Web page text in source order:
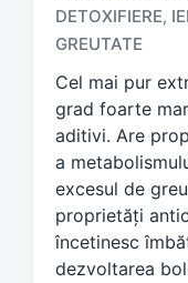
T
a
g
e
d
w
h
DETOXIFIERE,
GREUTATE
Cel mai pur
grad foarte
aditivi. Are
a
excesul de
proprietăți
încetinesc
dezvoltarea